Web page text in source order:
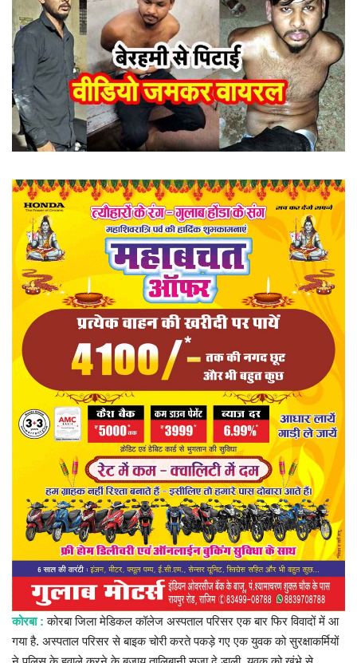
राज्य
व्यापार
रोजगार
संपादकीय
राजनीति
मनोरंजन
मैगज़ीन की लेख
प्रमुख खबर
हेल्थ
Language
English hindi
कोरबा : कोरबा जिला मेडिकल कॉलेज अस्पताल परिसर एक बार फिर विवादों में आ
गया है. अस्पताल परिसर से बाइक चोरी करते पकड़े गए एक युवक को सुरक्षाकर्मियों